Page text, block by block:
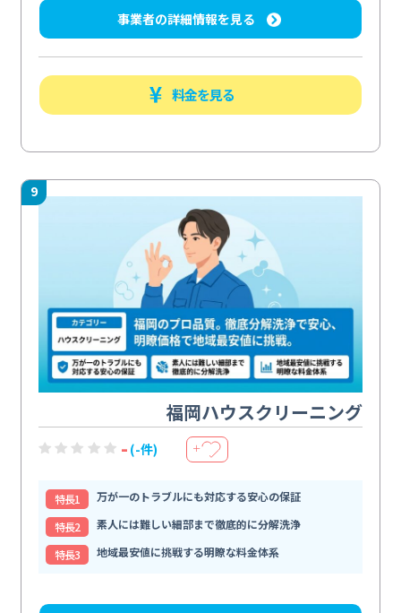
事業者の詳細情報を見る
料金を見る
9
福岡ハウスクリーニング
- (-件) ＋
特⻑1
万が一のトラブルにも対応する安心の保証
特⻑2
素人には難しい細部まで徹底的に分解洗浄
特⻑3
地域最安値に挑戦する明瞭な料金体系